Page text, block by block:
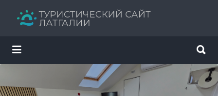
Путеводитель твоего отдыха
Искать: